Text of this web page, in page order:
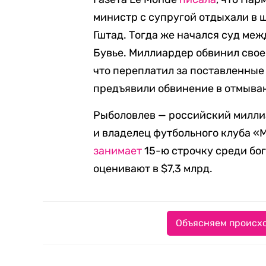
министр с супругой отдыхали в
Гштад. Тогда же начался суд
Бувье. Миллиардер обвинил
что переплатил за
предъявили обвинение в
Рыболовлев — российский
и владелец футбольного клуба
занимает15-ю строчку среди
оценивают в $7,3 млрд.
Объясняем